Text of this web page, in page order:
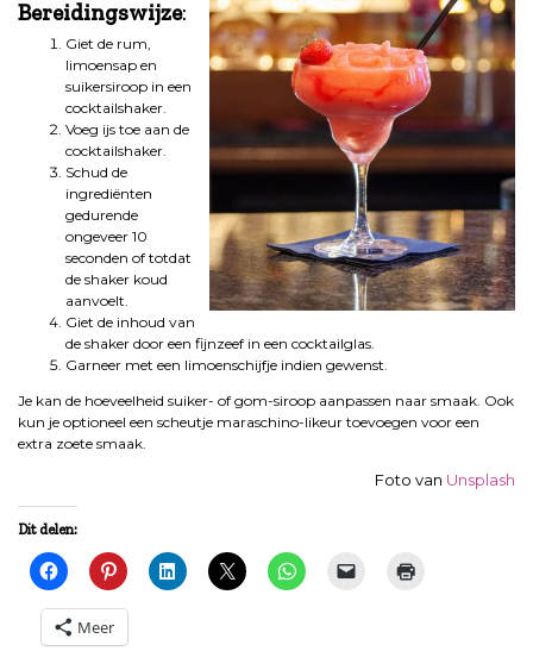
Bereidingswijze:
Giet de rum,
limoensap en
suikersiroop in een
cocktailshaker.
Voeg ijs toe aan de
cocktailshaker.
Schud de
ingrediënten
gedurende
ongeveer 10
seconden of totdat
de shaker koud
aanvoelt.
Giet de inhoud van
de shaker door een fijnzeef in een cocktailglas.
Garneer met een limoenschijfje indien gewenst.
Je kan de hoeveelheid suiker- of gom-siroop aanpassen naar smaak. Ook
kun je optioneel een scheutje maraschino-likeur toevoegen voor een
extra zoete smaak.
Foto van Unsplash
Dit delen:
Meer